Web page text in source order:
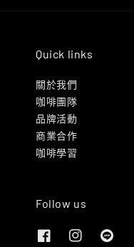
Quick links
關於我們
咖啡團隊
品牌活動
商業合作
咖啡學習
Follow us